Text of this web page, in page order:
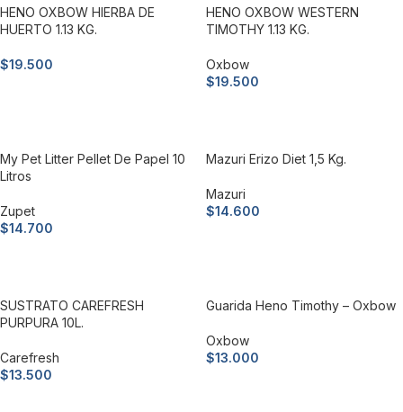
HENO OXBOW HIERBA DE
HUERTO 1.13 KG.
$19.500
HENO OXBOW WESTERN
TIMOTHY 1.13 KG.
Oxbow
$19.500
My Pet Litter Pellet De Papel 10
Litros
Zupet
$14.700
Mazuri Erizo Diet 1,5 Kg.
Mazuri
$14.600
SUSTRATO CAREFRESH
PURPURA 10L.
Carefresh
$13.500
Guarida Heno Timothy – Oxbow
Oxbow
$13.000